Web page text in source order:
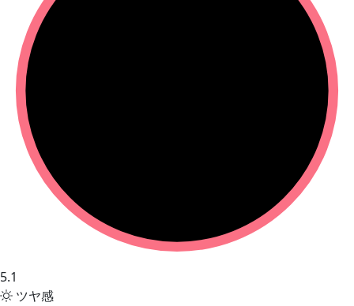
5.1
ツヤ感